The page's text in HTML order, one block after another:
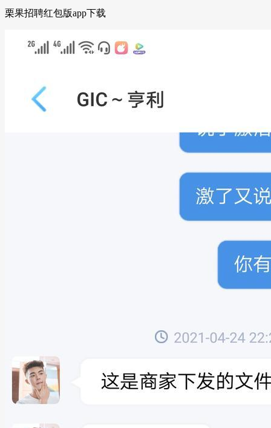
栗果招聘红包版app下载